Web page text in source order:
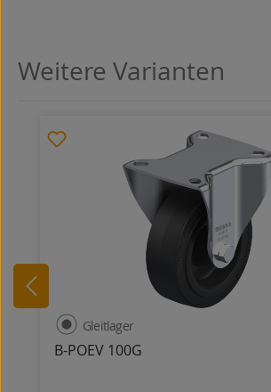
Produktgalerie überspringen
Weitere Varianten
B-POEV 100G
Gleitlager